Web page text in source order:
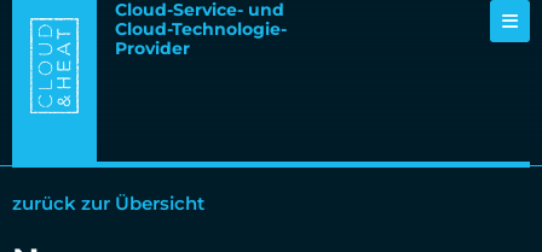
Cloud-Service- und
Cloud-Technologie-
Provider
zurück zur Übersicht